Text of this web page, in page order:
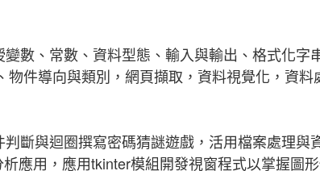
數、常數、資料型態、輸入與輸出、格式化
件導向與類別，網頁擷取，資料視覺化，資
斷與迴圈撰寫密碼猜謎遊戲，活用檔案處理與
應用，應用tkinter模組開發視窗程式以掌握圖